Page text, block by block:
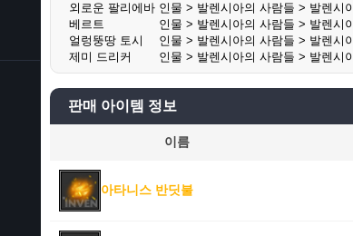
외로운 팔리에바 인물 > 발렌시아의 사람들 > 발렌시
베르트
인물 > 발렌시아의 사람들 > 발렌시
얼렁뚱땅 토시
인물 > 발렌시아의 사람들 > 발렌시
제미 드리커
인물 > 발렌시아의 사람들 > 발렌시
판매 아이템 정보
이름
아타니스 반딧불